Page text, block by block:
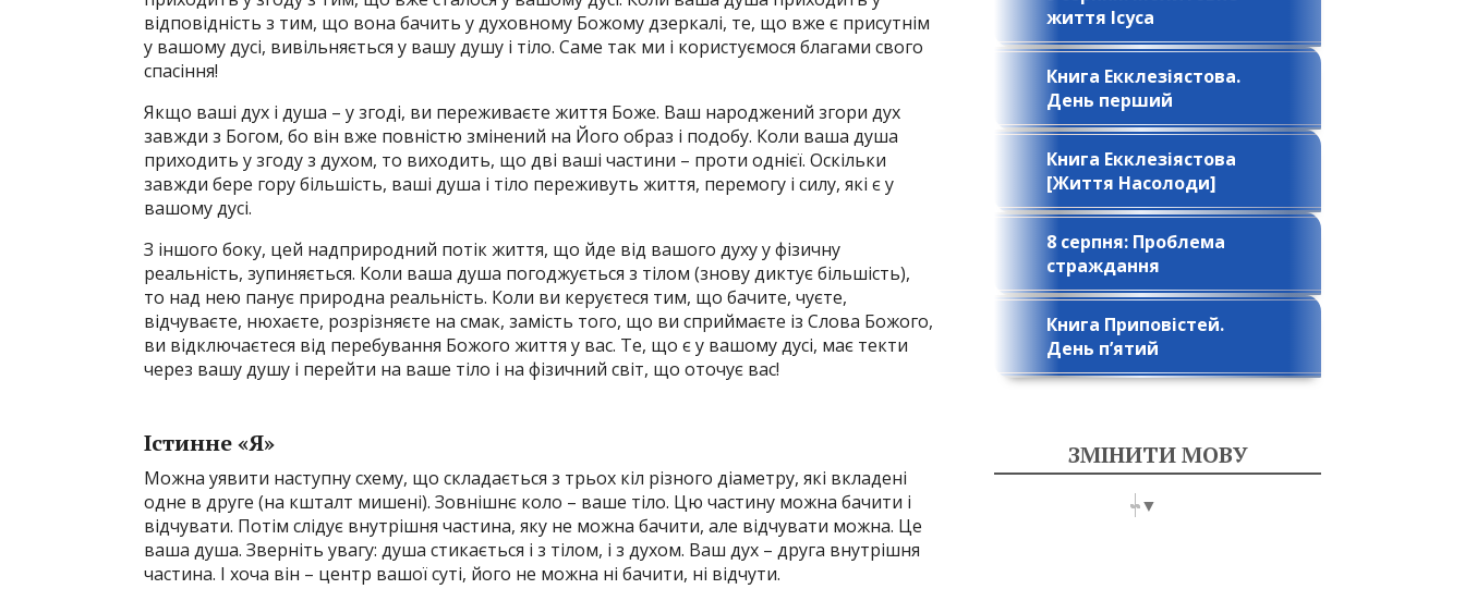
відповідність з тим, що вона бачить у духовному Божому дзеркалі, те, що вже є присутнім
у вашому дусі, вивільняється у вашу душу і тіло. Саме так ми і користуємося благами свого
спасіння!
Якщо ваші дух і душа – у згоді, ви переживаєте життя Боже. Ваш народжений згори дух
завжди з Богом, бо він вже повністю змінений на Його образ і подобу. Коли ваша душа
приходить у згоду з духом, то виходить, що дві ваші частини – проти однієї. Оскільки
завжди бере гору більшість, ваші душа і тіло переживуть життя, перемогу і силу, які є у
вашому дусі.
З іншого боку, цей надприродний потік життя, що йде від вашого духу у фізичну
реальність, зупиняється. Коли ваша душа погоджується з тілом (знову диктує більшість),
то над нею панує природна реальність. Коли ви керуєтеся тим, що бачите, чуєте,
відчуваєте, нюхаєте, розрізняєте на смак, замість того, що ви сприймаєте із Слова Божого,
ви відключаєтеся від перебування Божого життя у вас. Те, що є у вашому дусі, має текти
через вашу душу і перейти на ваше тіло і на фізичний світ, що оточує вас!
Істинне «Я»
Можна уявити наступну схему, що складається з трьох кіл різного діаметру, які вкладені
одне в друге (на кшталт мишені). Зовнішнє коло – ваше тіло. Цю частину можна бачити і
відчувати. Потім слідує внутрішня частина, яку не можна бачити, але відчувати можна. Це
ваша душа. Зверніть увагу: душа стикається і з тілом, і з духом. Ваш дух – друга внутрішня
частина. І хоча він – центр вашої суті, його не можна ні бачити, ні відчути.
життя Ісуса
Книга Екклезіястова.
День перший
Книга Екклезіястова
[Життя Насолоди]
8 серпня: Проблема
страждання
Книга Приповістей.
День п’ятий
ЗМІНИТИ МОВУ
▼